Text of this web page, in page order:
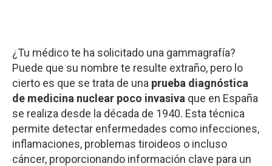
¿Tu médico te ha solicitado una gammagrafía?
Puede que su nombre te resulte extraño, pero lo
cierto es que se trata de una prueba diagnóstica
de medicina nuclear poco invasiva que en España
se realiza desde la década de 1940. Esta técnica
permite detectar enfermedades como infecciones,
inflamaciones, problemas tiroideos o incluso
cáncer, proporcionando información clave para un